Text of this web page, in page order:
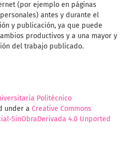
(por ejemplo en páginas
antes y durante el
y publicación, ya que puede
productivos y a una mayor y
del trabajo publicado.
Politécnico
under a Creative Commons
SinObraDerivada 4.0 Unported